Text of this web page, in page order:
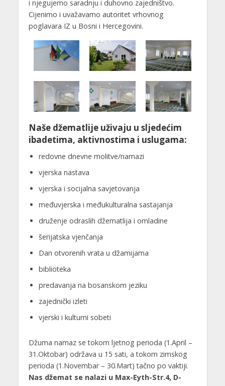
i njegujemo saradnju i duhovno zajedništvo.
Cijenimo i uvažavamo autoritet vrhovnog
poglavara IZ u Bosni i Hercegovini.
Naše džematlije uživaju u sljedećim
ibadetima, aktivnostima i uslugama:
redovne dnevne molitve/namazi
vjerska nastava
vjerska i socijalna savjetovanja
međuvjerska i međukulturalna sastajanja
druženje odraslih džematlija i omladine
šerijatska vjenčanja
Dan otvorenih vrata u džamijama
biblioteka
predavanja na bosanskom jeziku
zajednički izleti
vjerski i kulturni sobeti
Džuma namaz se tokom ljetnog perioda (1.April –
31.Oktobar) održava u 15 sati, a tokom zimskog
perioda (1.Novembar – 30.Mart) tačno po vaktiji.
Nas džemat se nalazi u Max-Eyth-Str.4, D-